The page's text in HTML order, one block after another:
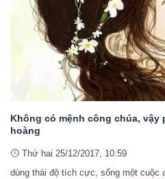
Không có mệnh công chúa, vậy
hoàng
Thứ hai 25/12/2017, 10:59
dùng thái độ tích cực, sống một cuộc